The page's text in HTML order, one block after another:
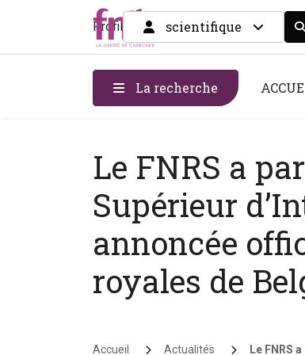
Profil scientifique
La recherche
Le FNRS a
Supérieur
annoncée
royales de
Fil d'Ariane
Accueil Actualités Le FNRS